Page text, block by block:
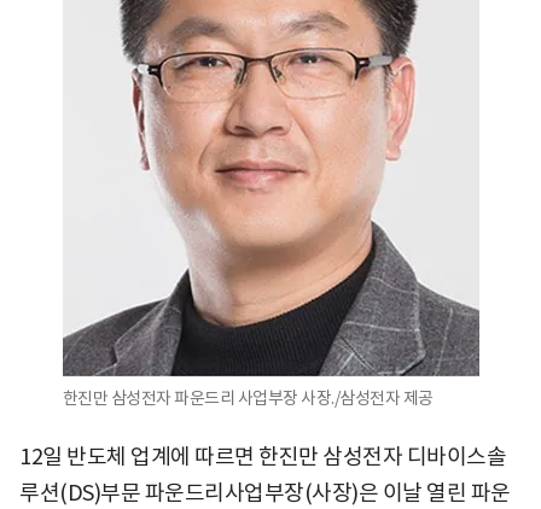
한진만 삼성전자 파운드리 사업부장 사장./삼성전자 제공
12일 반도체 업계에 따르면 한진만 삼성전자 디바이스솔
루션(DS)부문 파운드리사업부장(사장)은 이날 열린 파운